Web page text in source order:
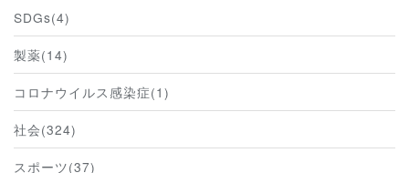
SDGs(4)
製薬(14)
コロナウイルス感染症(1)
社会(324)
スポーツ(37)